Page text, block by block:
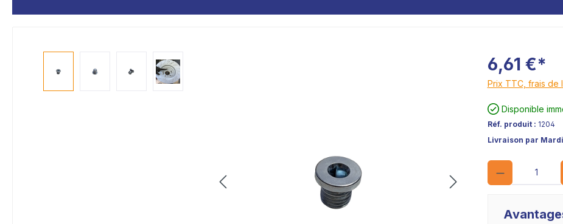
6,61 €*
Prix TTC, frais de
Disponible
Réf. produit : 1204
Livraison par